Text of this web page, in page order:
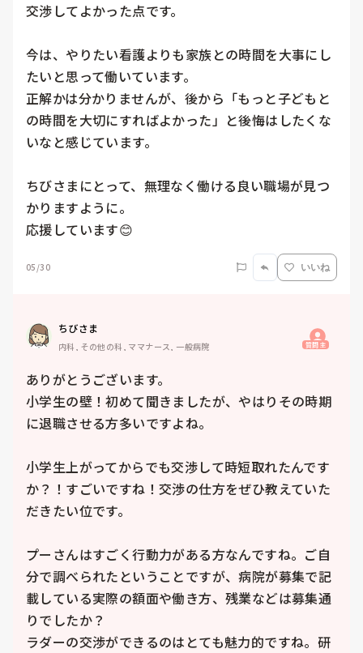
交渉してよかった点です。
今は、やりたい看護よりも家族との時間を大事にし
たいと思って働いています。
正解かは分かりませんが、後から「もっと子どもと
の時間を大切にすればよかった」と後悔はしたくな
いなと感じています。
ちびさまにとって、無理なく働ける良い職場が見つ
かりますように。
05/30 いいね
ちびさま
内科, その他の科, ママナース, 一般病院 質問主
ありがとうございます。
小学生の壁！初めて聞きましたが、やはりその時期
に退職させる方多いですよね。
小学生上がってからでも交渉して時短取れたんです
か？！すごいですね！交渉の仕方をぜひ教えていた
だきたい位です。
プーさんはすごく行動力がある方なんですね。ご自
分で調べられたということですが、病院が募集で記
載している実際の額面や働き方、残業などは募集通
りでしたか？
ラダーの交渉ができるのはとても魅力的ですね。研